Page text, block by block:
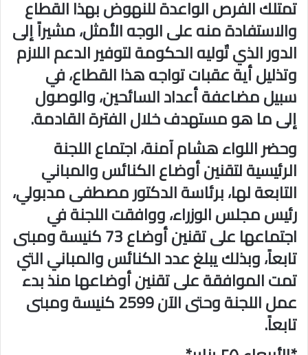
تمتلك الفرص الواعدة للنهوض بهذا القطاع
والاستفادة منه على الوجه الأمثل، مشيراً إلى
الدور الذي تٌوليه الحكومة لتوفير الدعم اللازم
وتذليل أية عقبات تواجه هذا القطاع، في
سبيل مضاعفة أعداد السائحين، والوصول
إلى ما هو مستهدف خلال الفترة القادمة.
وحضر اللواء هشام آمنة، اجتماع اللجنة
الرئيسية لتقنين أوضاع الكنائس والمباني
التابعة لها، برئاسة الدكتور مصطفى مدبولي،
رئيس مجلس الوزراء، ووافقت اللجنة في
اجتماعها على تقنين أوضاع 73 كنيسة ومبنى
تابعاً، وبذلك يبلغ عدد الكنائس والمباني التي
تمت الموافقة على تقنين أوضاعها منذ بدء
عمل اللجنة وحتى الآن 2599 كنيسة ومبنى
تابعاً.